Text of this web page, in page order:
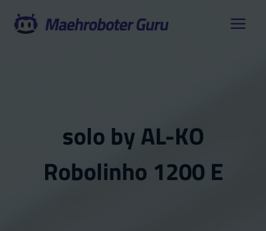
Inhalt
solo by AL-KO
Robolinho 1200 E